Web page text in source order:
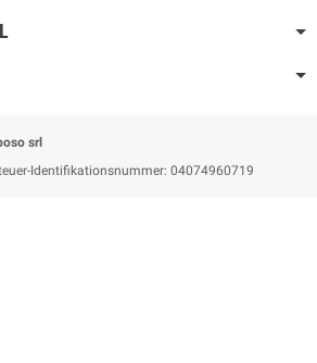
srl
Identifikationsnummer: 04074960719